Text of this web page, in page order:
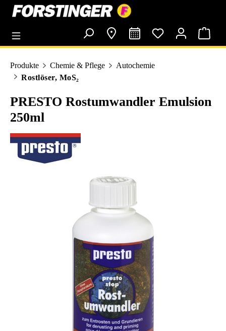
springen
Produkte Chemie & Pflege
Autochemie
Rostlöser, MoS₂
PRESTO Rostumwandler Emulsion
250ml
Bildergalerie überspringen